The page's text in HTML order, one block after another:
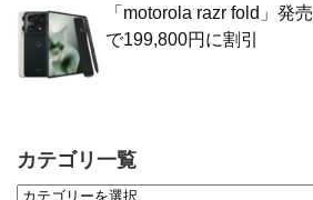
「motorola razr fold」発
で199,800円に割引
カテゴリ一覧